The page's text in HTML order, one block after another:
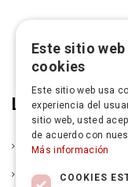
Legal
Política De Entrega
Aviso Legal
Este sitio
cookies
Este sitio web usa
experiencia del
sitio web, usted
de acuerdo con
Más información
COOKIES